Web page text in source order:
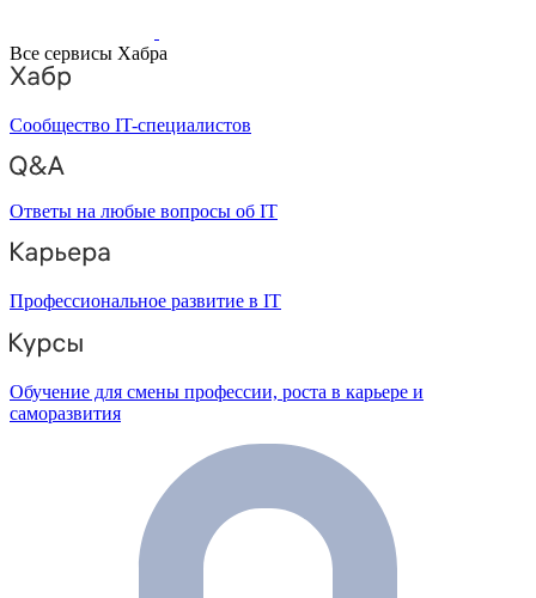
Все сервисы Хабра
Сообщество IT-специалистов
Ответы на любые вопросы об IT
Профессиональное развитие в IT
Обучение для смены профессии, роста в карьере и
саморазвития